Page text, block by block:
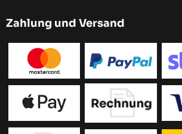
Zahlung und Versand